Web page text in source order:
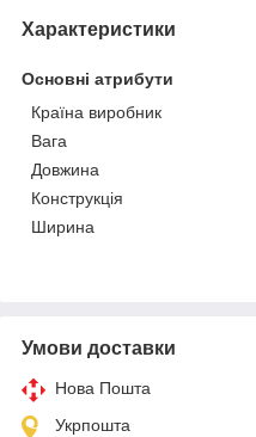
Характеристики
Основні атрибути
Країна виробник
Вага
Довжина
Конструкція
Ширина
Умови доставки
Нова Пошта
Укрпошта